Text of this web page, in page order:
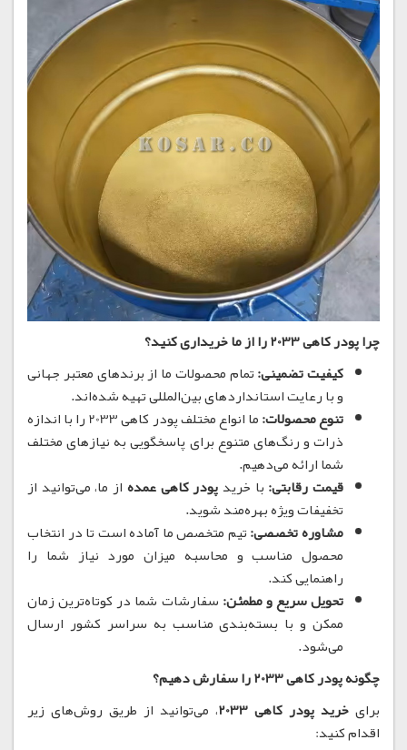
چرا پودر کاهی 2033 را از ما خریداری کنید؟
کیفیت تضمینی:تمام محصولات ما از برندهای معتبر جهانی
و با رعایت استانداردهای بین‌المللی تهیه شده‌اند.
تنوع محصولات:
ما انواع مختلف پودر کاهی 2033 را با اندازه
ذرات و رنگ‌های متنوع برای پاسخگویی به نیازهای مختلف
شما ارائه می‌دهیم.
قیمت رقابتی: با خریدپودر کاهی عمده از ما، می‌توانید از
تخفیفات ویژه بهره‌مند شوید.
مشاوره تخصصی:تیم متخصص ما آماده است تا در انتخاب
محصول مناسب و محاسبه میزان مورد نیاز شما را
راهنمایی کند.
تحویل سریع و مطمئن: سفارشات شما در کوتاه‌ترین زمان
ممکن و با بسته‌بندی مناسب به سراسر کشور ارسال
می‌شود.
چگونه پودر کاهی 2033 را سفارش دهیم؟
برای خرید پودر کاهی 2033
، می‌توانید از طریق روش‌های زیر
اقدام کنید: